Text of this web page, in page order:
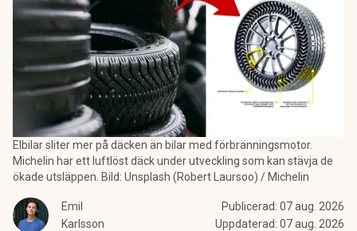
Elbilar sliter mer på däcken än bilar med förbränningsmotor.
Michelin har ett luftlöst däck under utveckling som kan stävja de
ökade utsläppen. Bild: Unsplash (Robert Laursoo) / Michelin
Emil
Karlsson
Publicerad: 07 aug. 2026
Uppdaterad: 07 aug. 2026